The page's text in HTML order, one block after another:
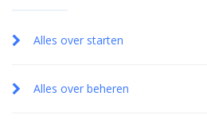
Alles over starten
Alles over beheren